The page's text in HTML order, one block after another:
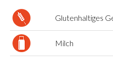
Glutenhaltiges
Milch